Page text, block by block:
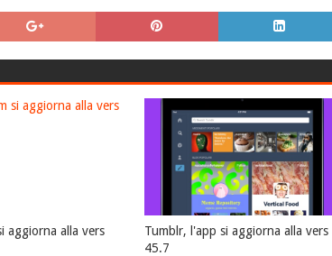
aggiorna alla vers
Tumblr, l'app si aggiorna alla vers
45.7